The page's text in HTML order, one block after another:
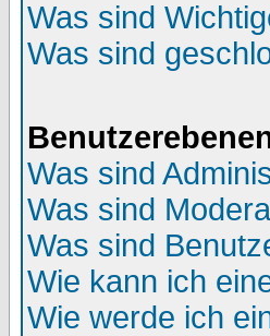
Was sind
Was sind
Was sind
Was sind
Was sind
Wie kann ich
Wie werde ich